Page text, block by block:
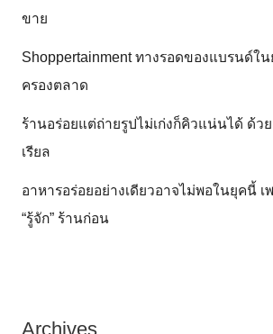
ขาย
Shoppertainment ทางรอดของแบรนด์ใน
ครองตลาด
ร้านอร่อยแต่ถ่ายรูปไม่เก่งก็คิวแน่นได้ ด้ว
เรียล
อาหารอร่อยอย่างเดียวอาจไม่พอในยุคนี้ เ
“รู้จัก” ร้านก่อน
Archives